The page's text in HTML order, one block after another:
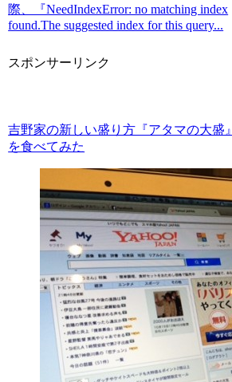
際、『NeedIndexError: no matching index
found.The suggested index for this query...
スポンサーリンク
吉野家の新しい盛り方『アタマの大盛』
を食べてみた